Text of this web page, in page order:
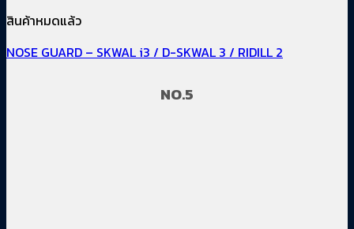
สินค้าหมดแล้ว
NOSE GUARD – SKWAL i3 / D-SKWAL 3 / RIDILL 2
NO.5